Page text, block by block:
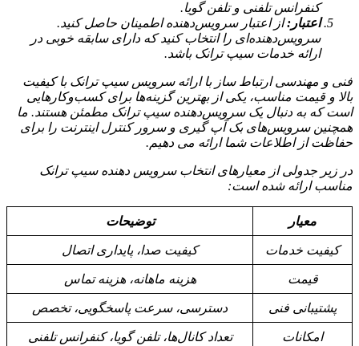
کنفرانس تلفنی و تلفن گویا.
اعتبار:از اعتبار سرویس‌دهنده اطمینان حاصل کنید.
سرویس‌دهنده‌ای را انتخاب کنید که دارای سابقه خوبی در
ارائه خدمات سیپ ترانک باشد.
فنی و مهندسی ارتباط ساز با ارائه سرویس سیپ ترانک با کیفیت
بالا و قیمت مناسب، یکی از بهترین گزینه‌ها برای کسب‌وکارهایی
است که به دنبال یک سرویس‌دهنده سیپ ترانک مطمئن هستند. ما
همچنین سرویس‌های بک آپ گیری و سرور کنترل اینترنت را برای
حفاظت از اطلاعات شما ارائه می دهیم.
در زیر جدولی از معیارهای انتخاب سرویس دهنده سیپ ترانک
مناسب ارائه شده است:
معیار توضیحات
کیفیت خدمات کیفیت صدا، پایداری اتصال
قیمت هزینه ماهانه، هزینه تماس
پشتیبانی فنی دسترسی، سرعت پاسخگویی، تخصص
امکانات تعداد کانال‌ها، تلفن گویا، کنفرانس تلفنی